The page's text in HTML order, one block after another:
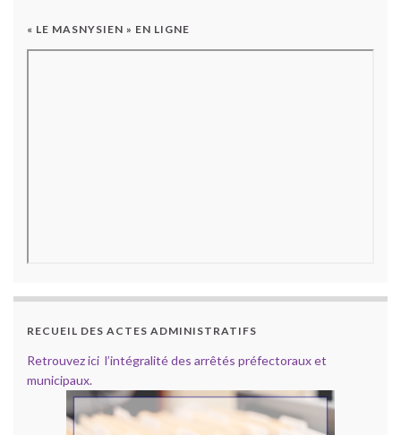
« LE MASNYSIEN » EN LIGNE
RECUEIL DES ACTES ADMINISTRATIFS
Retrouvez ici l’intégralité des arrêtés préfectoraux et
municipaux.